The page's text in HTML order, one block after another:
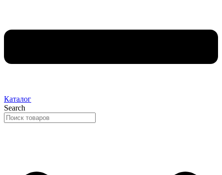
Каталог
Search